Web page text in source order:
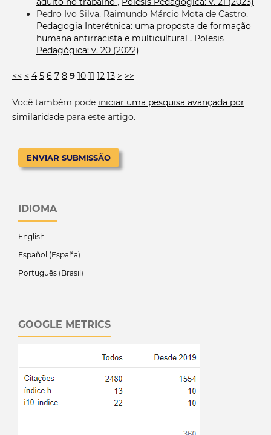
Pedro Ivo Silva, Raimundo Márcio Mota de Castro,
Pedagogia Interétnica: uma proposta de formação
humana antirracista e multicultural , Poíesis
Pedagógica: v. 20 (2022)
<< < 4 5 6 7 8 9 10 11 12 13 > >>
Você também pode iniciar uma pesquisa avançada por
similaridadepara este artigo.
ENVIAR SUBMISSÃO
IDIOMA
English
Español (España)
Português (Brasil)
GOOGLE METRICS